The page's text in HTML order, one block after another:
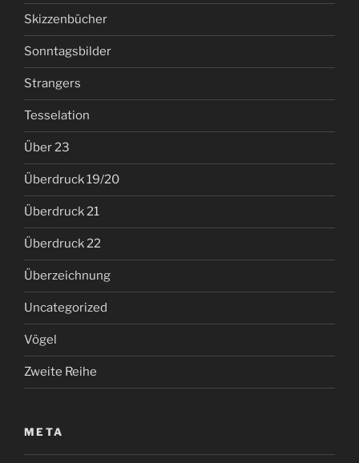
Skizzenbücher
Sonntagsbilder
Strangers
Tesselation
Über 23
Überdruck 19/20
Überdruck 21
Überdruck 22
Überzeichnung
Uncategorized
Vögel
Zweite Reihe
META